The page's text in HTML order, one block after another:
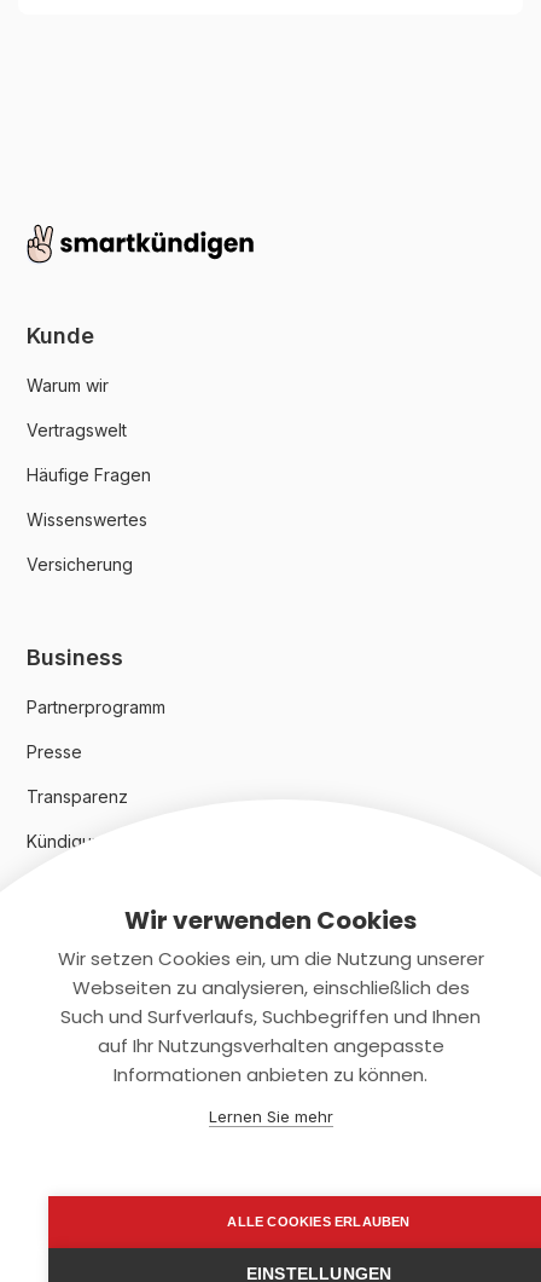
Kunde
Warum wir
Vertragswelt
Häufige Fragen
Wissenswertes
Versicherung
Business
Partnerprogramm
Presse
Transparenz
Kündigungsindex 2024
Rechtliches
Datenschutz
support@smartkuendigen.de
Wir verwenden Cookies
Wir setzen Cookies ein, um die Nutzung unserer
Webseiten zu analysieren, einschließlich des
Such und Surfverlaufs, Suchbegriffen und Ihnen
auf Ihr Nutzungsverhalten angepasste
Informationen anbieten zu können.
Lernen Sie mehr
ALLE COOKIES ERLAUBEN
EINSTELLUNGEN